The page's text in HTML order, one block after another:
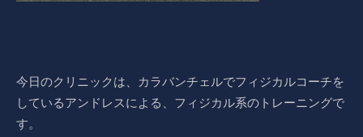
今日のクリニックは、カラバンチェルでフィジカルコーチを
しているアンドレスによる、フィジカル系のトレーニングで
す。